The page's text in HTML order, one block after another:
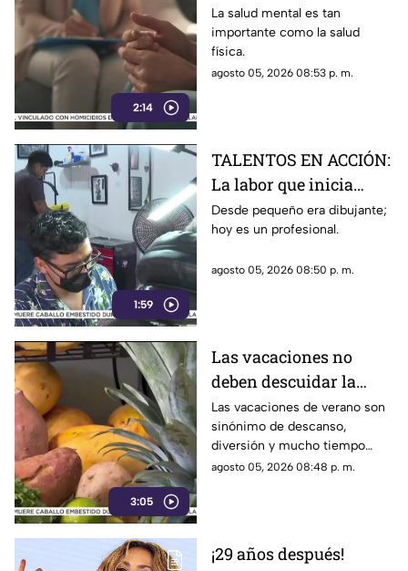
2:14
atención
La salud mental es tan
importante como la salud
física.
agosto 05, 2026 08:53 p. m.
1:59
TALENTOS EN ACCIÓN:
La labor que inicia
desde la creatividad
Desde pequeño era dibujante;
hoy es un profesional.
agosto 05, 2026 08:50 p. m.
3:05
Las vacaciones no
deben descuidar la
alimentación infantil
Las vacaciones de verano son
sinónimo de descanso,
diversión y mucho tiempo
libre.
agosto 05, 2026 08:48 p. m.
¡29 años después!